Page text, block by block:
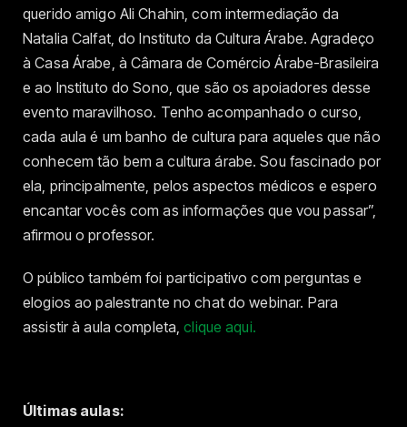
querido amigo Ali Chahin, com intermediação da
Natalia Calfat, do Instituto da Cultura Árabe. Agradeço
à Casa Árabe, à Câmara de Comércio Árabe-Brasileira
e ao Instituto do Sono, que são os apoiadores desse
evento maravilhoso. Tenho acompanhado o curso,
cada aula é um banho de cultura para aqueles que não
conhecem tão bem a cultura árabe. Sou fascinado por
ela, principalmente, pelos aspectos médicos e espero
encantar vocês com as informações que vou passar”,
afirmou o professor.
O público também foi participativo com perguntas e
elogios ao palestrante no chat do webinar. Para
assistir à aula completa,clique aqui.
Últimas aulas: